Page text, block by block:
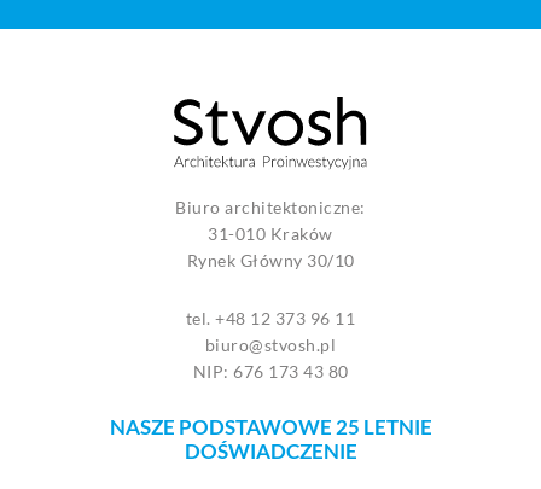
Biuro architektoniczne:
31-010 Kraków
Rynek Główny 30/10
tel. +48 12 373 96 11
biuro@stvosh.pl
NIP: 676 173 43 80
NASZE PODSTAWOWE 25 LETNIE
DOŚWIADCZENIE